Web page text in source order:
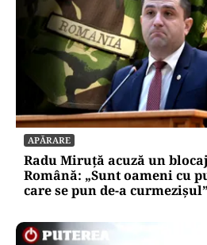
APĂRARE
Radu Miruță acuză un
Română: „Sunt oameni cu
care se pun de-a curmezișul”